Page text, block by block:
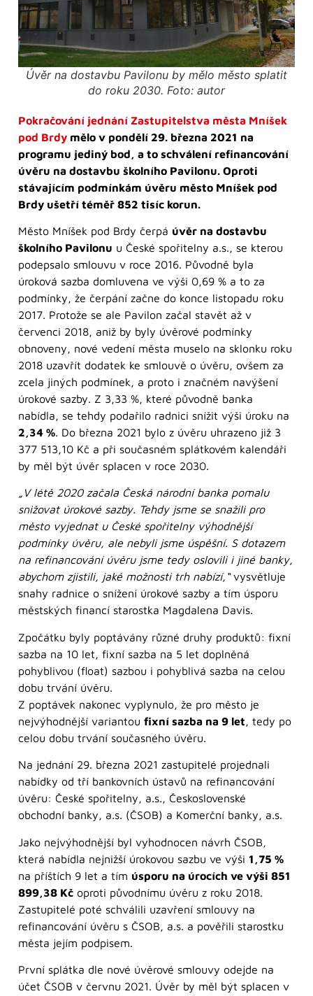
Úvěr na dostavbu Pavilonu by mělo město splatit
do roku 2030. Foto: autor
Pokračování jednání Zastupitelstva města Mníšek
pod Brdy mělo v pondělí 29. března 2021 na
programu jediný bod, a to schválení refinancování
úvěru na dostavbu školního Pavilonu. Oproti
stávajícím podmínkám úvěru město Mníšek pod
Brdy ušetří téměř 852 tisíc korun.
Město Mníšek pod Brdy čerpá úvěr na dostavbu
školního Pavilonu u České spořitelny a.s., se kterou
podepsalo smlouvu v roce 2016. Původně byla
úroková sazba domluvena ve výši 0,69 % a to za
podmínky, že čerpání začne do konce listopadu roku
2017. Protože se ale Pavilon začal stavět až v
červenci 2018, aniž by byly úvěrové podmínky
obnoveny, nové vedení města muselo na sklonku roku
2018 uzavřít dodatek ke smlouvě o úvěru, ovšem za
zcela jiných podmínek, a proto i značném navýšení
úrokové sazby. Z 3,33 %, které původně banka
nabídla, se tehdy podařilo radnici snížit výši úroku na
2,34 %. Do března 2021 bylo z úvěru uhrazeno již 3
377 513,10 Kč a při současném splátkovém kalendáři
by měl být úvěr splacen v roce 2030.
„V létě 2020 začala Česká národní banka pomalu
snižovat úrokové sazby. Tehdy jsme se snažili pro
město vyjednat u České spořitelny výhodnější
podmínky úvěru, ale nebyli jsme úspěšní. S dotazem
na refinancování úvěru jsme tedy oslovili i jiné banky,
abychom zjistili, jaké možnosti trh nabízí,“vysvětluje
snahy radnice o snížení úrokové sazby a tím úsporu
městských financí starostka Magdalena Davis.
Zpočátku byly poptávány různé druhy produktů: fixní
sazba na 10 let, fixní sazba na 5 let doplněná
pohyblivou (float) sazbou i pohyblivá sazba na celou
dobu trvání úvěru.
Z poptávek nakonec vyplynulo, že pro město je
nejvýhodnější variantou fixní sazba na 9 let, tedy po
celou dobu trvání současného úvěru.
Na jednání 29. března 2021 zastupitelé projednali
nabídky od tří bankovních ústavů na refinancování
úvěru: České spořitelny, a.s., Československé
obchodní banky, a.s. (ČSOB) a Komerční banky, a.s.
Jako nejvýhodnější byl vyhodnocen návrh ČSOB,
která nabídla nejnižší úrokovou sazbu ve výši 1,75 %
na příštích 9 let a tím úsporu na úrocích ve výši 851
899,38 Kč oproti původnímu úvěru z roku 2018.
Zastupitelé poté schválili uzavření smlouvy na
refinancování úvěru s ČSOB, a.s. a pověřili starostku
města jejím podpisem.
První splátka dle nové úvěrové smlouvy odejde na
účet ČSOB v červnu 2021. Úvěr by měl být splacen v